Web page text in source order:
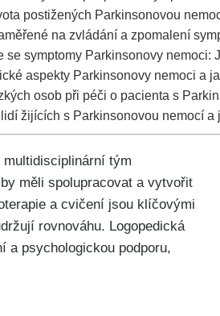
postižených Parkinsonovou
na zvládání a zpomalení
se symptomy Parkinsonovy nemoci:
aspekty Parkinsonovy nemoci a
osob při péči o pacienta s
žijících s Parkinsonovou nemocí
tým
měli spolupracovat a vytvořit
a cvičení jsou klíčovými
rovnováhu. Logopedická
a psychologickou podporu,